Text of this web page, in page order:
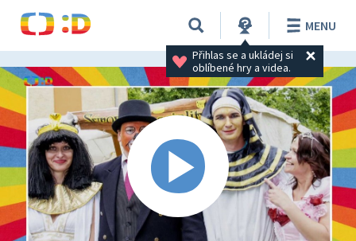
Přihlas se a ukládej si
oblíbené hry a videa.
MENU